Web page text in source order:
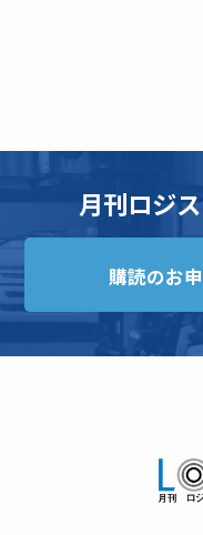
月刊ロジ
購読のお